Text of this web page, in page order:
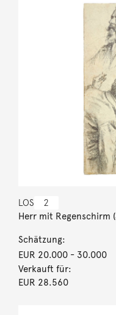
LOS 2
Herr mit Regenschirm
Schätzung:
EUR 20.000- 30.000
Verkauft für:
EUR 28.560